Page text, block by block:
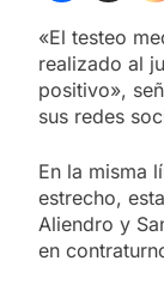
«El testeo
realizado al
positivo»,
sus redes
En la misma
estrecho,
Aliendro y
en